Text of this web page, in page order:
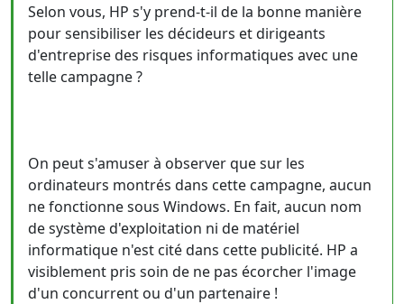
Selon vous, HP s'y prend-t-il de la bonne manière
pour sensibiliser les décideurs et dirigeants
d'entreprise des risques informatiques avec une
telle campagne ?
On peut s'amuser à observer que sur les
ordinateurs montrés dans cette campagne, aucun
ne fonctionne sous Windows. En fait, aucun nom
de système d'exploitation ni de matériel
informatique n'est cité dans cette publicité. HP a
visiblement pris soin de ne pas écorcher l'image
d'un concurrent ou d'un partenaire !